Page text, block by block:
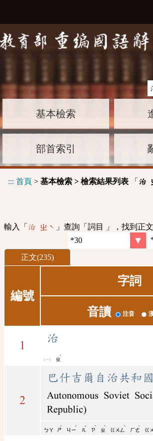
基本檢索
部首索引
::: 首頁 > 基本檢索 > 檢索結果列表 「 治
輸入「 治 ㄓˋ 」查詢「詞目 」，找到正文
正文(235)
編號
字詞
音讀 注音
1
治
ㄓ
ˋ
2
巴什吉爾自治共和國
Autonomous Soviet
Republic)
ㄅㄚ ㄕ
ˊ
ㄐㄧ
ˊ
ㄦ
ˇ
ㄗ
ˋ
ㄓ
ˋ
ㄍㄨㄥ
ˋ
ㄏㄜ
ˊ
ㄍ